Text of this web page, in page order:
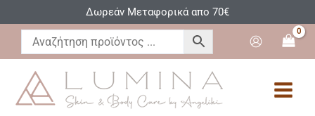
στο
περιεχόμενο
Δωρεάν Μεταφορικά απο 70€